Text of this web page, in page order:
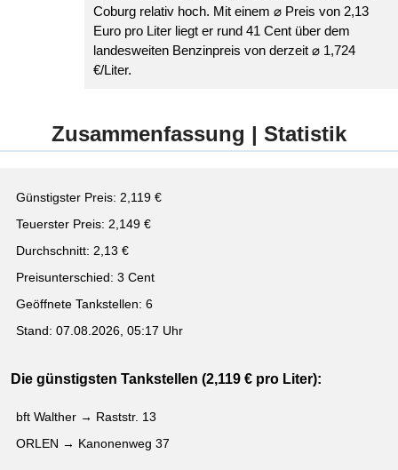
Coburg relativ hoch. Mit einem ⌀ Preis von 2,13
Euro pro Liter liegt er rund 41 Cent über dem
landesweiten Benzinpreis von derzeit ⌀ 1,724
€/Liter.
Zusammenfassung | Statistik
Günstigster Preis: 2,119 €
Teuerster Preis: 2,149 €
Durchschnitt: 2,13 €
Preisunterschied: 3 Cent
Geöffnete Tankstellen: 6
Stand: 07.08.2026, 05:17 Uhr
Die günstigsten Tankstellen (2,119 € pro Liter):
bft Walther → Raststr. 13
ORLEN → Kanonenweg 37